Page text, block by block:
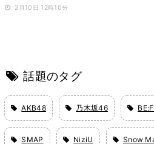
2月10日 12時10分
話題のタグ
AKB48 乃木坂46
SMAP NiziU Snow